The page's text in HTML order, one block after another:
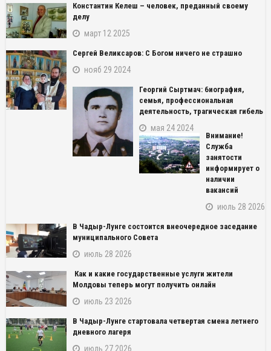
Константин Келеш – человек, преданный своему
делу
март 12 2025
Сергей Великсаров: С Богом ничего не страшно
нояб 29 2024
Георгий Сыртмач: биография,
семья, профессиональная
деятельность, трагическая гибель
мая 24 2024
Внимание!
Служба
занятости
информирует о
наличии
вакансий
июль 28 2026
В Чадыр-Лунге состоится внеочередное заседание
муниципального Совета
июль 28 2026
Как и какие государственные услуги жители
Молдовы теперь могут получить онлайн
июль 23 2026
В Чадыр-Лунге стартовала четвертая смена летнего
дневного лагеря
июль 27 2026